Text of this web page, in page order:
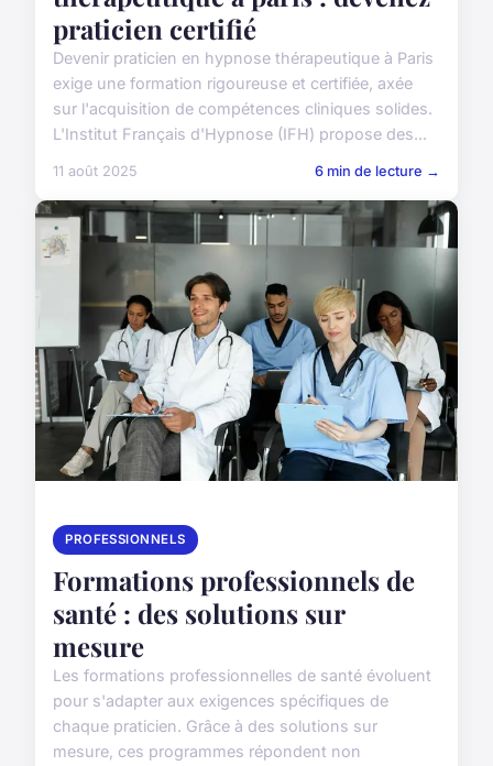
praticien certifié
Devenir praticien en hypnose thérapeutique à Paris
exige une formation rigoureuse et certifiée, axée
sur l'acquisition de compétences cliniques solides.
L'Institut Français d'Hypnose (IFH) propose des...
11 août 2025 6 min de lecture →
PROFESSIONNELS
Formations professionnels de
santé : des solutions sur
mesure
Les formations professionnelles de santé évoluent
pour s'adapter aux exigences spécifiques de
chaque praticien. Grâce à des solutions sur
mesure, ces programmes répondent non